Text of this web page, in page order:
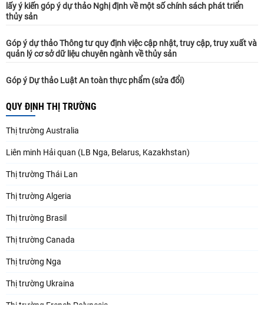
lấy ý kiến góp ý dự thảo Nghị định về một số chính sách phát triển
thủy sản
Góp ý dự thảo Thông tư quy định việc cập nhật, truy cập, truy xuất và
quản lý cơ sở dữ liệu chuyên ngành về thủy sản
Góp ý Dự thảo Luật An toàn thực phẩm (sửa đổi)
QUY ĐỊNH THỊ TRƯỜNG
Thị trường Australia
Liên minh Hải quan (LB Nga, Belarus, Kazakhstan)
Thị trường Thái Lan
Thị trường Algeria
Thị trường Brasil
Thị trường Canada
Thị trường Nga
Thị trường Ukraina
Thị trường French Polynesia